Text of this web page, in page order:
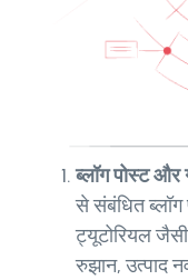
ब्लॉग पोस्ट और
से संबंधित ब्लॉग
ट्यूटोरियल जैसी
रुझान, उत्पाद